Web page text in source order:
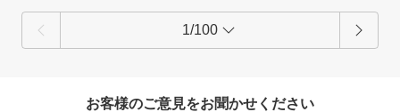
1/100
お客様のご意見をお聞かせください